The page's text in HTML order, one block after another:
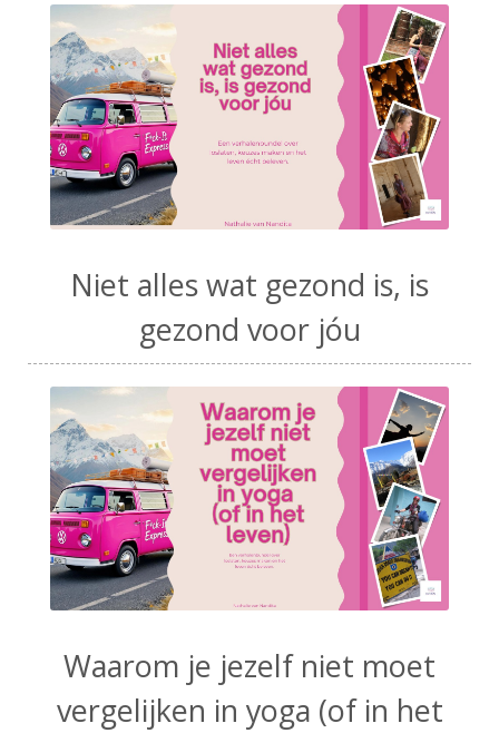
Niet alles wat gezond is, is
gezond voor jóu
Waarom je jezelf niet moet
vergelijken in yoga (of in het